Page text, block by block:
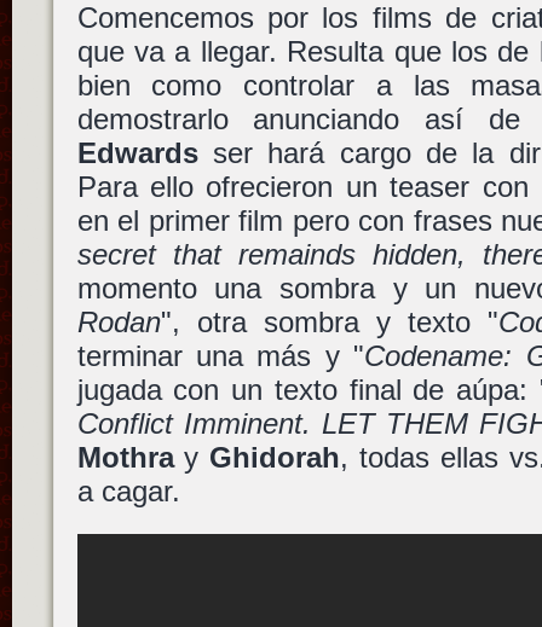
Comencemos por los films de
que va a llegar. Resulta que los de
bien como controlar a las
demostrarlo anunciando así
Edwardsser hará cargo de la
Para ello ofrecieron un teaser
en el primer film pero con frases
secret that remainds hidden,
momento una sombra y un
Rodan", otra sombra y texto "
terminar una más y "Codename:
jugada con un texto final de aúpa:
Conflict Imminent. LET THEM
Mothray Ghidorah, todas ellas
a cagar.